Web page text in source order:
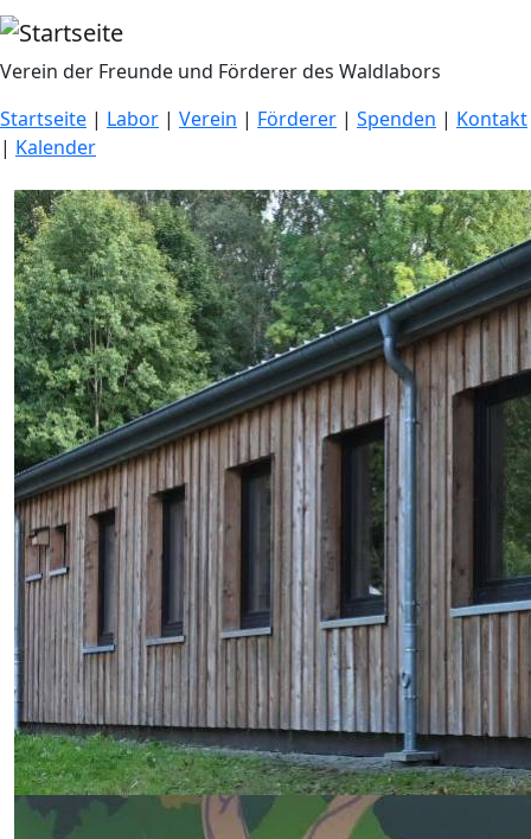
Direkt zum Inhalt
Verein der Freunde und Förderer des Waldlabors
Startseite | Labor | Verein | Förderer | Spenden | Kontakt
| Kalender